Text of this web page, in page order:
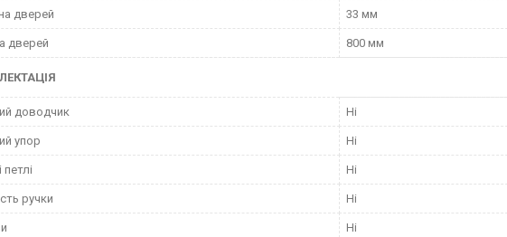
дверей 33 мм
дверей 800 мм
доводчик Ні
упор Ні
петлі Ні
ручки Ні
Ні